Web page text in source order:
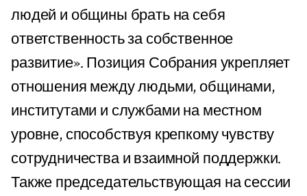
людей и общины брать на себя
ответственность за собственное
развитие». Позиция Собрания укрепляет
отношения между людьми, общинами,
институтами и службами на местном
уровне, способствуя крепкому чувству
сотрудничества и взаимной поддержки.
Также председательствующая на сессии